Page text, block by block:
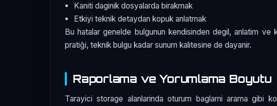
Kaniti daginik dosyalarda birakmak
Etkiyi teknik detaydan kopuk anlatmak
Bu hatalar genelde bulgunun kendisinden degil, anlatim
pratiği, teknik bulgu kadar sunum kalitesine de dayanir.
Raporlama ve Yorumlama Boyutu
Tarayici storage alanlarinda oturum baglami arama gibi